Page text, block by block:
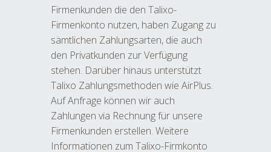
Firmenkunden die den Talixo-
Firmenkonto nutzen, haben Zugang zu
sämtlichen Zahlungsarten, die auch
den Privatkunden zur Verfügung
stehen. Darüber hinaus unterstützt
Talixo Zahlungsmethoden wie AirPlus.
Auf Anfrage können wir auch
Zahlungen via Rechnung für unsere
Firmenkunden erstellen. Weitere
Informationen zum Talixo-Firmkonto